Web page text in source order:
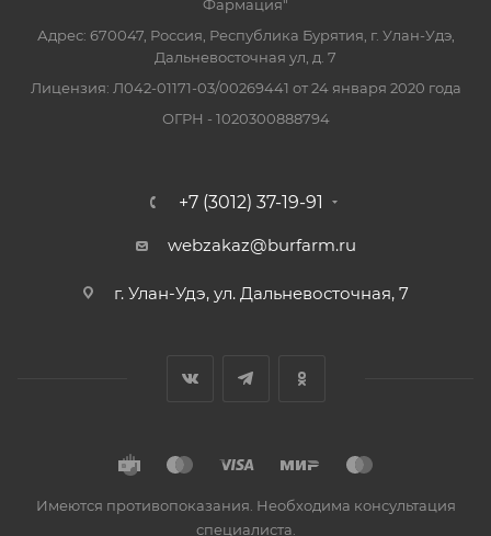
Фармация"
Адрес: 670047, Россия, Республика Бурятия, г. Улан-Удэ,
Дальневосточная ул, д. 7
Лицензия: Л042-01171-03/00269441 от 24 января 2020 года
ОГРН - 1020300888794
+7 (3012) 37-19-91
webzakaz@burfarm.ru
г. Улан-Удэ, ул. Дальневосточная, 7
Имеются противопоказания. Необходима консультация
специалиста.